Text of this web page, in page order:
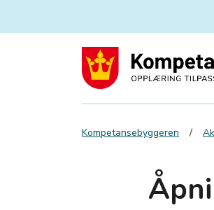
Kompetansebyggeren